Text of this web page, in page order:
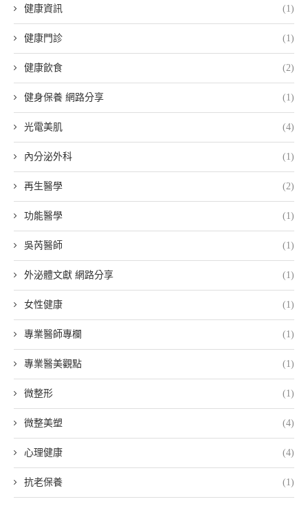
健康資訊 (1)
健康門診 (1)
健康飲食 (2)
健身保養 網路分享 (1)
光電美肌 (4)
內分泌外科 (1)
再生醫學 (2)
功能醫學 (1)
吳芮醫師 (1)
外泌體文獻 網路分享 (1)
女性健康 (1)
專業醫師專欄 (1)
專業醫美觀點 (1)
微整形 (1)
微整美塑 (4)
心理健康 (4)
抗老保養 (1)